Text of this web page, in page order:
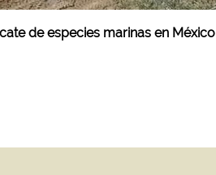
de especies marinas en México